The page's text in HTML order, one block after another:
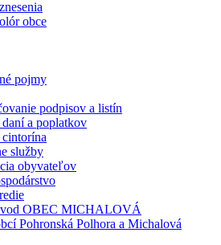
obce
pojmy
podpisov a listín
daní a poplatkov
cintorína
služby
obyvateľov
OBEC MICHALOVÁ
Pohronská Polhora a Michalová